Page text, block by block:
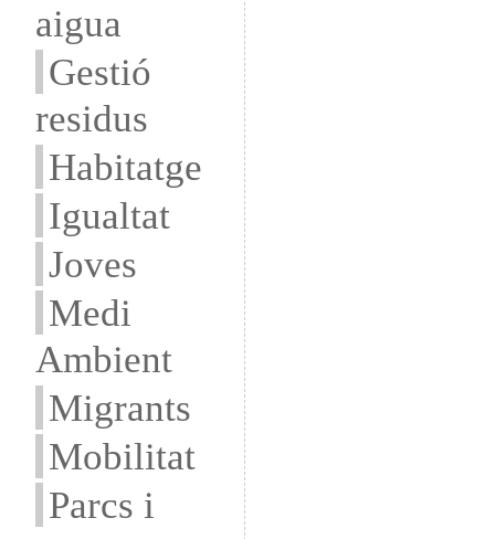
aigua
Gestió
residus
Habitatge
Igualtat
Joves
Medi
Ambient
Migrants
Mobilitat
Parcs i